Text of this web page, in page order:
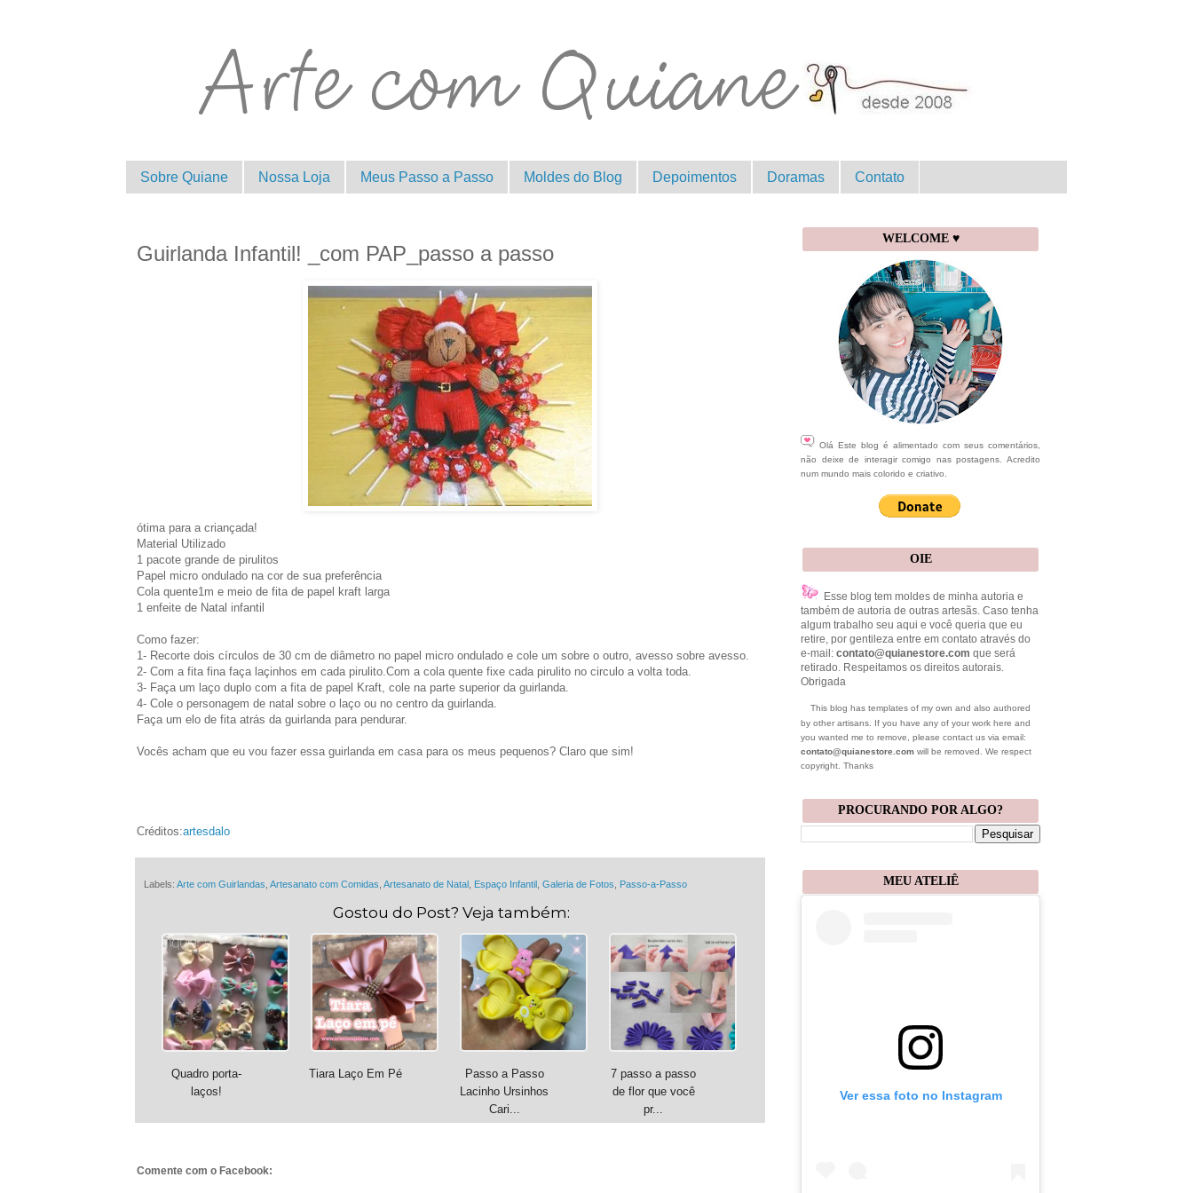
Sobre Quiane Nossa Loja Meus Passo a Passo Moldes do Blog Depoimentos Doramas Contato
Guirlanda Infantil! _com PAP_passo a passo
ótima para a criançada!
Material Utilizado
1 pacote grande de pirulitos
Papel micro ondulado na cor de sua preferência
Cola quente1m e meio de fita de papel kraft larga
1 enfeite de Natal infantil
Como fazer:
1- Recorte dois círculos de 30 cm de diâmetro no papel micro ondulado e cole um sobre o outro, avesso sobre avesso.
2- Com a fita fina faça laçinhos em cada pirulito.Com a cola quente fixe cada pirulito no circulo a volta toda.
3- Faça um laço duplo com a fita de papel Kraft, cole na parte superior da guirlanda.
4- Cole o personagem de natal sobre o laço ou no centro da guirlanda.
Faça um elo de fita atrás da guirlanda para pendurar.
Vocês acham que eu vou fazer essa guirlanda em casa para os meus pequenos? Claro que sim!
Créditos:artesdalo
Labels: Arte com Guirlandas Artesanato com Comidas Artesanato de Natal Espaço Infantil Galeria de Fotos Passo-a-Passo
Gostou do Post? Veja também:
Quadro porta-
laços!
Tiara Laço Em Pé
Passo a Passo
Lacinho Ursinhos
Cari...
7 passo a passo
de flor que você
pr...
Comente com o Facebook:
WELCOME ♥
Olá Este blog é alimentado com seus comentários,
não deixe de interagir comigo nas postagens. Acredito
num mundo mais colorido e criativo.
OIE
Esse blog tem moldes de minha autoria e
também de autoria de outras artesãs. Caso tenha
algum trabalho seu aqui e você queria que eu
retire, por gentileza entre em contato através do
e-mail: contato@quianestore.com que será
retirado. Respeitamos os direitos autorais.
Obrigada
This blog has templates of my own and also authored
by other artisans. If you have any of your work here and
you wanted me to remove, please contact us via email:
contato@quianestore.com will be removed. We respect
copyright. Thanks
PROCURANDO POR ALGO?
MEU ATELIÊ
Ver essa foto no Instagram